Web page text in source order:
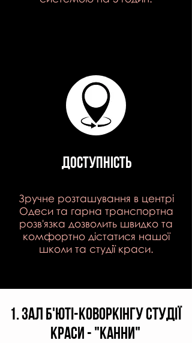
доступність
Зручне розташування в центрі
Одеси та гарна транспортна
розв'язка дозволить швидко та
комфортно дістатися нашої
школи та студії краси.
1. ЗАЛ б'юті-коворкінгу студії
краси - "КАННИ"